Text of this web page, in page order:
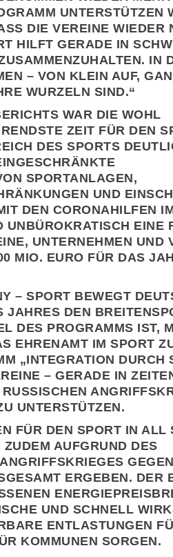
UNTERSTÜTZEN
DIE VEREINE WIEDER
HILFT GERADE IN
IN
– VON KLEIN AUF,
WURZELN SIND.“
WAR DIE WOHL
ZEIT FÜR DEN
DES SPORTS
SPORTANLAGEN, S
UND
DEN CORONAHILFEN IM
EINE
UNTERNEHMEN UND
EURO FÜR DAS
– SPORT BEWEGT
JAHRES DEN
DES PROGRAMMS IST,
EHRENAMT IM SPORT
„INTEGRATION DURCH
– GERADE IN
UNTERSTÜTZEN.
FÜR DEN SPORT IN ALL
AUFGRUND DES V
GEGEN
ERGEBEN. DER
UND SCHNELL
ENTLASTUNGEN FÜR
SORGEN.